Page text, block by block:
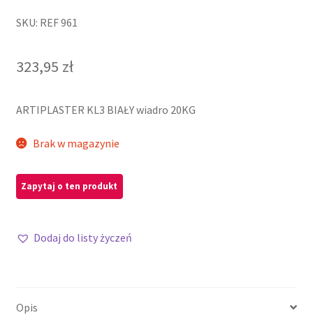
SKU: REF 961
323,95 zł
ARTIPLASTER KL3 BIAŁY wiadro 20KG
Brak w magazynie
Dodaj do listy życzeń
Opis